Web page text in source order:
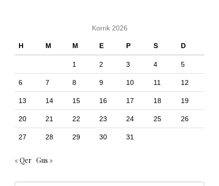
Korrik 2026
H M M E P S D
1 2 3 4 5
6 7 8 9 10 11 12
13 14 15 16 17 18 19
20 21 22 23 24 25 26
27 28 29 30 31
« Qer Gus »